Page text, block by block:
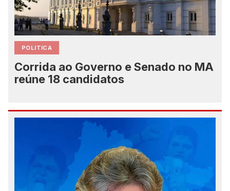
POLITICA
Corrida ao Governo e Senado no MA
reúne 18 candidatos